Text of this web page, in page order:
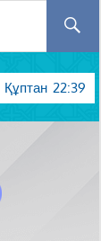
Құптан 22:39